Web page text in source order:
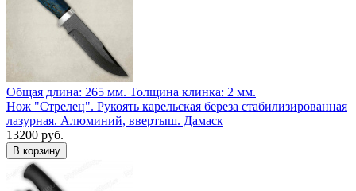
Общая длина: 265 мм. Толщина клинка: 2 мм.
Нож "Стрелец". Рукоять карельская береза стабилизированная
лазурная. Алюминий, ввертыш. Дамаск
13200 руб.